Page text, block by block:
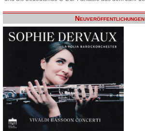
Neuveröffentlichungen